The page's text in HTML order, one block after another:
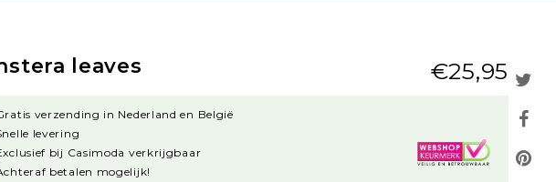
leaves €25,95
verzending in Nederland en België
levering
bij Casimoda verkrijgbaar
betalen mogelijk!